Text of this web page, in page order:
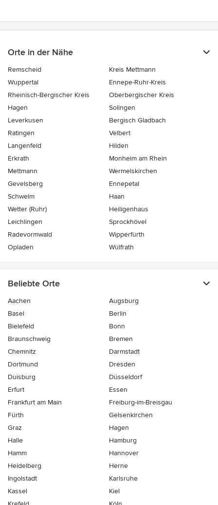
Orte in der Nähe
Remscheid
Kreis Mettmann
Wuppertal
Ennepe-Ruhr-Kreis
Rheinisch-Bergischer Kreis
Oberbergischer Kreis
Hagen
Solingen
Leverkusen
Bergisch Gladbach
Ratingen
Velbert
Langenfeld
Hilden
Erkrath
Monheim am Rhein
Mettmann
Wermelskirchen
Gevelsberg
Ennepetal
Schwelm
Haan
Wetter (Ruhr)
Heiligenhaus
Leichlingen
Sprockhövel
Radevormwald
Wipperfürth
Opladen
Wülfrath
Beliebte Orte
Aachen
Augsburg
Basel
Berlin
Bielefeld
Bonn
Braunschweig
Bremen
Chemnitz
Darmstadt
Dortmund
Dresden
Duisburg
Düsseldorf
Erfurt
Essen
Frankfurt am Main
Freiburg-im-Breisgau
Fürth
Gelsenkirchen
Graz
Hagen
Halle
Hamburg
Hamm
Hannover
Heidelberg
Herne
Ingolstadt
Karlsruhe
Kassel
Kiel